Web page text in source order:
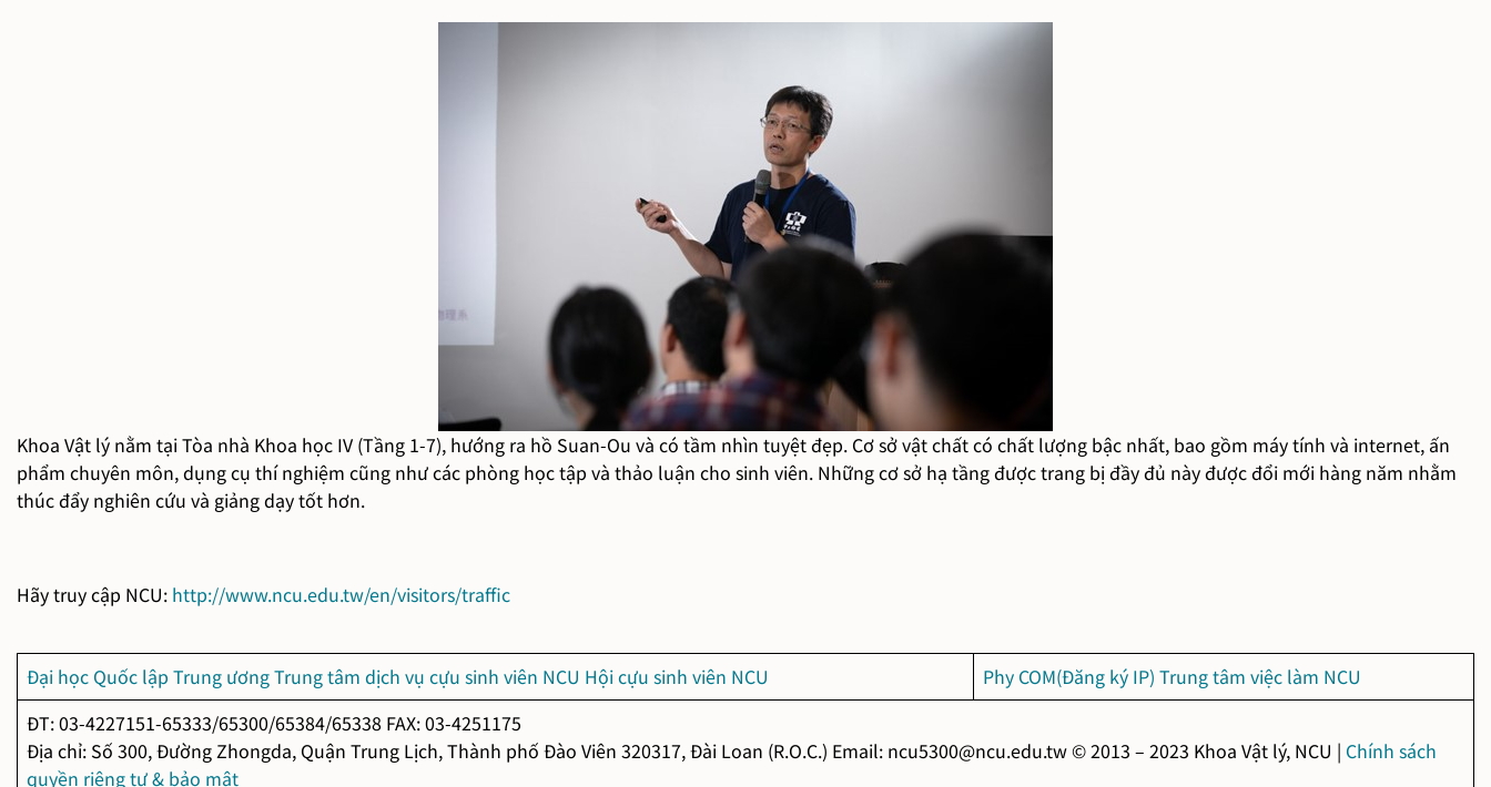
Khoa Vật lý nằm tại Tòa nhà Khoa học IV (Tầng 1-7), hướng ra hồ Suan-Ou và có tầm nhìn tuyệt đẹp. Cơ sở vật chất có chất lượng bậc nhất, bao gồm máy tính và internet, ấn
phẩm chuyên môn, dụng cụ thí nghiệm cũng như các phòng học tập và thảo luận cho sinh viên. Những cơ sở hạ tầng được trang bị đầy đủ này được đổi mới hàng năm nhằm
thúc đẩy nghiên cứu và giảng dạy tốt hơn.
Hãy truy cập NCU: http://www.ncu.edu.tw/en/visitors/traffic
Đại học Quốc lập Trung ươngTrung tâm dịch vụ cựu sinh viên NCU Hội cựu sinh viên NCU Phy COM(Đăng ký IP) Trung tâm việc làm NCU
ĐT: 03-4227151-65333/65300/65384/65338 FAX: 03-4251175
Địa chỉ: Số 300, Đường Zhongda, Quận Trung Lịch, Thành phố Đào Viên 320317, Đài Loan (R.O.C.) Email: ncu5300@ncu.edu.tw © 2013 – 2023 Khoa Vật lý, NCU | Chính sách
quyền riêng tư & bảo mật